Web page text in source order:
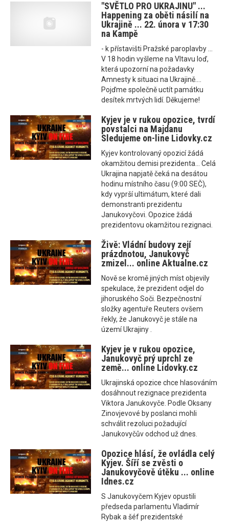
"SVĚTLO PRO UKRAJINU" ...
Happening za oběti násilí na
Ukrajině ... 22. února v 17:30
na Kampě
- k přístavišti Pražské paroplavby ...
V 18 hodin vyšleme na Vltavu loď,
která upozorní na požadavky
Amnesty k situaci na Ukrajině....
Pojďme společně uctít památku
desítek mrtvých lidí. Děkujeme!
Kyjev je v rukou opozice, tvrdí
povstalci na Majdanu
Sledujeme on-line Lidovky.cz
Kyjev kontrolovaný opozicí žádá
okamžitou demisi prezidenta... Celá
Ukrajina napjatě čeká na desátou
hodinu místního času (9:00 SEČ),
kdy vyprší ultimátum, které dali
demonstranti prezidentu
Janukovyčovi. Opozice žádá
prezidentovu okamžitou rezignaci.
Živě: Vládní budovy zejí
prázdnotou, Janukovyč
zmizel... online Aktualne.cz
Nově se kromě jiných míst objevily
spekulace, že prezident odjel do
jihoruského Soči. Bezpečnostní
složky agentuře Reuters ovšem
řekly, že Janukovyč je stále na
území Ukrajiny .
Kyjev je v rukou opozice,
Janukovyč prý uprchl ze
země... online Lidovky.cz
Ukrajinská opozice chce hlasováním
dosáhnout rezignace prezidenta
Viktora Janukovyče. Podle Oksany
Zinovjevové by poslanci mohli
schválit rezoluci požadující
Janukovyčův odchod už dnes.
Opozice hlásí, že ovládla celý
Kyjev. Šíří se zvěsti o
Janukovyčově útěku ... online
Idnes.cz
S Janukovyčem Kyjev opustili
předseda parlamentu Vladimír
Rybak a šéf prezidentské